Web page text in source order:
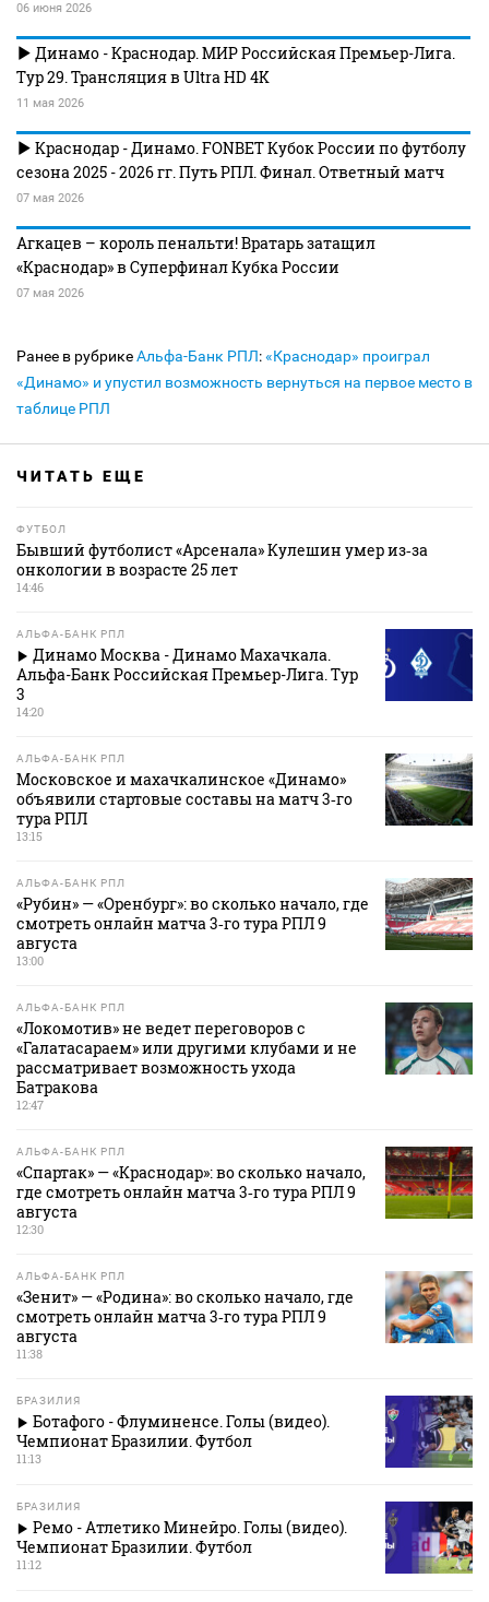
06 июня 2026
Динамо - Краснодар. МИР Российская Премьер-Лига.
Тур 29. Трансляция в Ultra HD 4K
11 мая 2026
Краснодар - Динамо. FONBET Кубок России по футболу
сезона 2025 - 2026 гг. Путь РПЛ. Финал. Ответный матч
07 мая 2026
Агкацев – король пенальти! Вратарь затащил
«Краснодар» в Суперфинал Кубка России
07 мая 2026
Ранее в рубрикеАльфа-Банк РПЛ:«Краснодар» проиграл
«Динамо» и упустил возможность вернуться на первое место в
таблице РПЛ
ЧИТАТЬ ЕЩЕ
ФУТБОЛ
Бывший футболист «Арсенала» Кулешин умер из‑за
онкологии в возрасте 25 лет
14:46
АЛЬФА-БАНК РПЛ
Динамо Москва - Динамо Махачкала.
Альфа-Банк Российская Премьер-Лига. Тур
3
14:20
АЛЬФА-БАНК РПЛ
Московское и махачкалинское «Динамо»
объявили стартовые составы на матч 3‑го
тура РПЛ
13:15
АЛЬФА-БАНК РПЛ
«Рубин» — «Оренбург»: во сколько начало, где
смотреть онлайн матча 3‑го тура РПЛ 9
августа
13:00
АЛЬФА-БАНК РПЛ
«Локомотив» не ведет переговоров с
«Галатасараем» или другими клубами и не
рассматривает возможность ухода
Батракова
12:47
АЛЬФА-БАНК РПЛ
«Спартак» — «Краснодар»: во сколько начало,
где смотреть онлайн матча 3‑го тура РПЛ 9
августа
12:30
АЛЬФА-БАНК РПЛ
«Зенит» — «Родина»: во сколько начало, где
смотреть онлайн матча 3‑го тура РПЛ 9
августа
11:38
БРАЗИЛИЯ
Ботафого - Флуминенсе. Голы (видео).
Чемпионат Бразилии. Футбол
11:13
БРАЗИЛИЯ
Ремо - Атлетико Минейро. Голы (видео).
Чемпионат Бразилии. Футбол
11:12